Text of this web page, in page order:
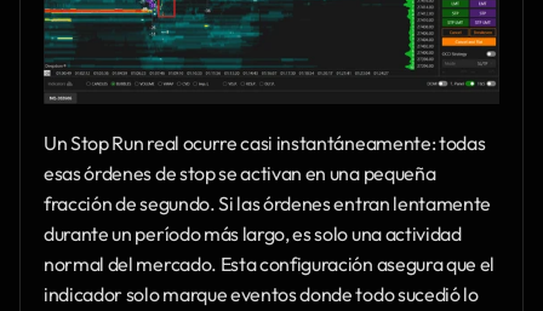
Un Stop Run real ocurre casi instantáneamente: todas
esas órdenes de stop se activan en una pequeña
fracción de segundo. Si las órdenes entran lentamente
durante un período más largo, es solo una actividad
normal del mercado. Esta configuración asegura que el
indicador solo marque eventos donde todo sucedió lo